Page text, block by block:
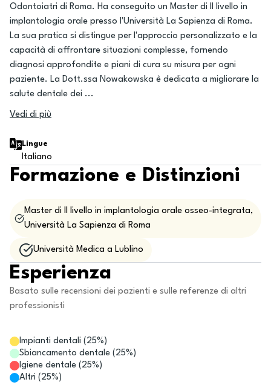
Odontoiatri di Roma. Ha conseguito un Master di II livello in
implantologia orale presso l'Università La Sapienza di Roma.
La sua pratica si distingue per l'approccio personalizzato e la
capacità di affrontare situazioni complesse, fornendo
diagnosi approfondite e piani di cura su misura per ogni
paziente. La Dott.ssa Nowakowska è dedicata a migliorare la
salute dentale dei ...
Vedi di più
Lingue
Italiano
Formazione e Distinzioni
Master di II livello in implantologia orale osseo-integrata,
Università La Sapienza di Roma
Università Medica a Lublino
Esperienza
Basato sulle recensioni dei pazienti e sulle referenze di altri
professionisti
Impianti dentali ( 25%)
Sbiancamento dentale ( 25%)
Igiene dentale ( 25%)
Altri ( 25%)